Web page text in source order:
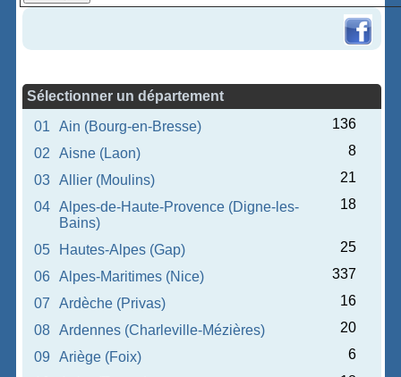
Sélectionner un département
01
Ain (Bourg-en-Bresse)
136
02
Aisne (Laon)
8
03
Allier (Moulins)
21
04
Alpes-de-Haute-Provence (Digne-les-
Bains)
18
05 Hautes-Alpes (Gap)
25
06
Alpes-Maritimes (Nice)
337
07
Ardèche (Privas)
16
08
Ardennes (Charleville-Mézières)
20
09
Ariège (Foix)
6